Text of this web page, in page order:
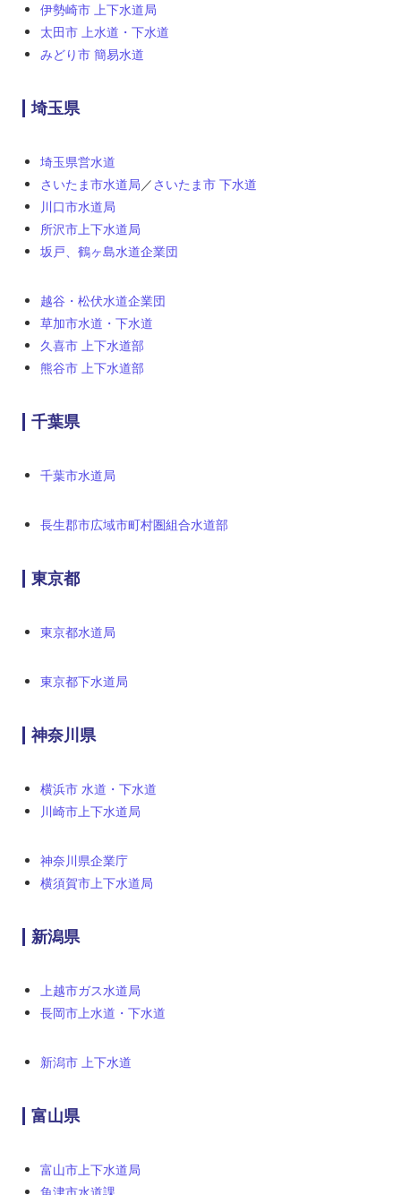
伊勢崎市 上下水道局
太田市 上水道・下水道
みどり市 簡易水道
埼玉県
埼玉県営水道
さいたま市水道局／ さいたま市 下水道
川口市水道局
所沢市上下水道局
坂戸、鶴ヶ島水道企業団
越谷・松伏水道企業団
草加市水道・下水道
久喜市 上下水道部
熊谷市 上下水道部
千葉県
千葉市水道局
長生郡市広域市町村圏組合水道部
東京都
東京都水道局
東京都下水道局
神奈川県
横浜市 水道・下水道
川崎市上下水道局
神奈川県企業庁
横須賀市上下水道局
新潟県
上越市ガス水道局
長岡市上水道・下水道
新潟市 上下水道
富山県
富山市上下水道局